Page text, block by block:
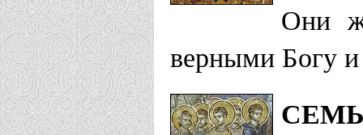
Они
верными Богу и